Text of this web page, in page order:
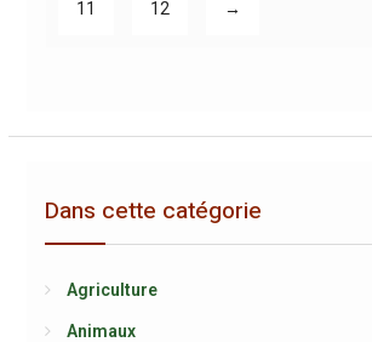
11 12 →
Dans cette catégorie
Agriculture
Animaux